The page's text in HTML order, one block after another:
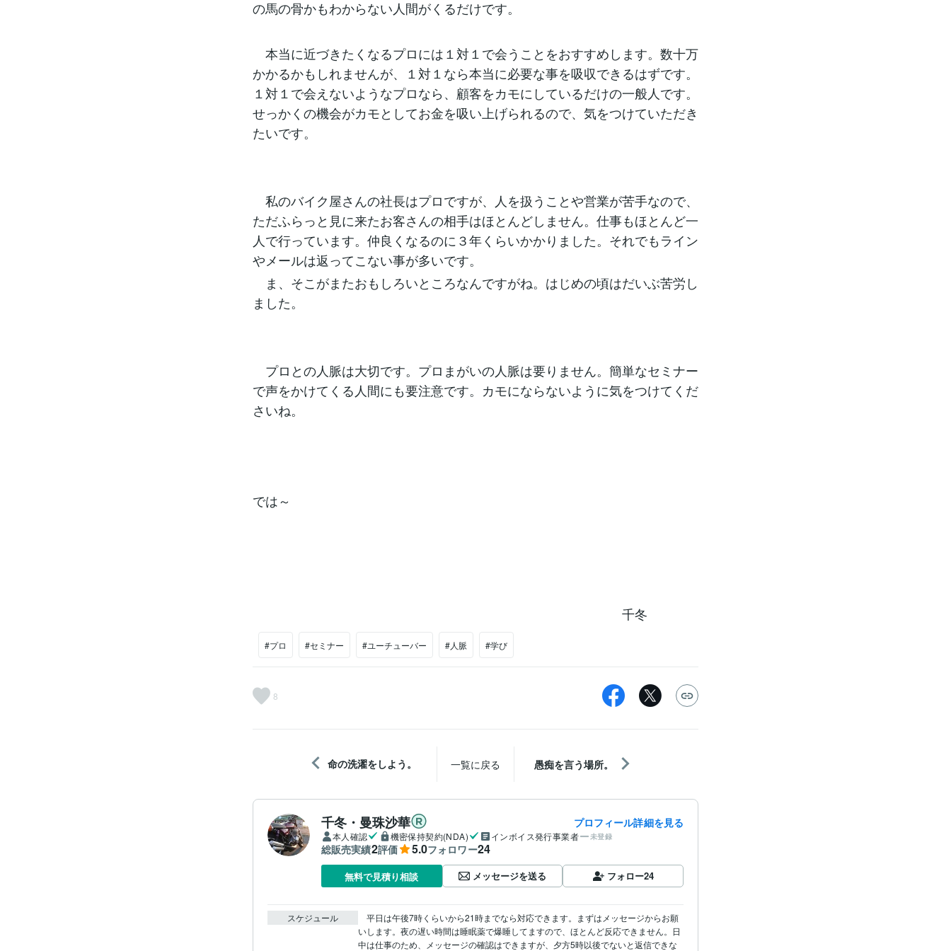
の馬の骨かもわからない人間がくるだけです。
本当に近づきたくなるプロには１対１で会うことをおすすめします。数十万
かかるかもしれませんが、１対１なら本当に必要な事を吸収できるはずです。
１対１で会えないようなプロなら、顧客をカモにしているだけの一般人です。
せっかくの機会がカモとしてお金を吸い上げられるので、気をつけていただき
たいです。
私のバイク屋さんの社長はプロですが、人を扱うことや営業が苦手なので、
ただふらっと見に来たお客さんの相手はほとんどしません。仕事もほとんど一
人で行っています。仲良くなるのに３年くらいかかりました。それでもライン
やメールは返ってこない事が多いです。
ま、そこがまたおもしろいところなんですがね。はじめの頃はだいぶ苦労し
ました。
プロとの人脈は大切です。プロまがいの人脈は要りません。簡単なセミナー
で声をかけてくる人間にも要注意です。カモにならないように気をつけてくだ
さいね。
では～
千冬
#プロ #セミナー #ユーチューバー #人脈 #学び
8
命の洗濯をしよう。 一覧に戻る 愚痴を言う場所。
千冬・曼珠沙華 プロフィール詳細を見る
本人確認 機密保持契約(NDA) インボイス発行事業者 未登録
総販売実績2評価 5.0フォロワー24
無料で見積り相談 メッセージを送る フォロー24
スケジュール
平日は午後7時くらいから21時までなら対応できます。まずはメッセージからお願
いします。夜の遅い時間は睡眠薬で爆睡してますので、ほとんど反応できません。日
中は仕事のため、メッセージの確認はできますが、夕方5時以後でないと返信できな